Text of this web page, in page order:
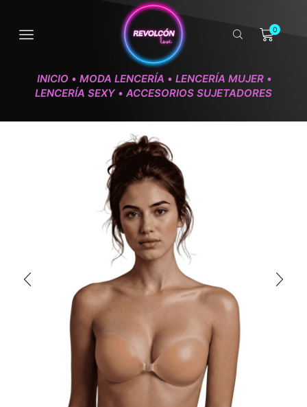
0
INICIO • MODA LENCERÍA • LENCERÍA MUJER •
LENCERÍA SEXY • ACCESORIOS SUJETADORES